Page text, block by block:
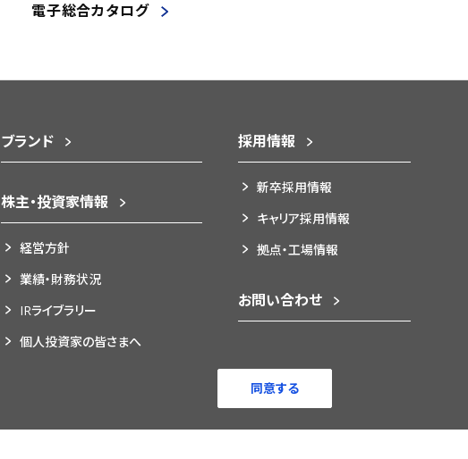
電子総合カタログ
ブランド
株主・投資家情報
経営方針
業績・財務状況
IRライブラリー
個人投資家の皆さまへ
採用情報
新卒採用情報
キャリア採用情報
拠点・工場情報
お問い合わせ
同意する